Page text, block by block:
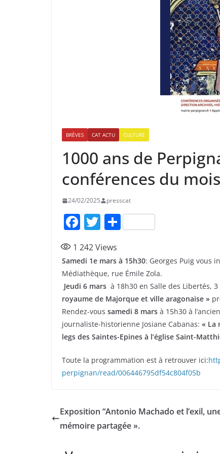
BRÈVES CAT ACTU CULTURE
1000 ans de
conférences du
24/02/2025 presscat
F
c
e
b
o
o
k
T
w
itt
er
P
ta
g
er
1 242Views
Samedi 1e mars à 15h30: Georges Puig vous
Médiathèque, rue Émile Zola.
Jeudi 6 mars à 18h30 en Salle des Libertés,
royaume de Majorque et ville aragonaise »
Rendez-vous samedi 8 mars à 15h30 à
journaliste-historienne Josiane Cabanas: « La
legs des Saintes-Epines à l’église Saint-
Toute la programmation est à retrouver ici:
perpignan/read/006446795df54c804f05b
Exposition “Antonio Machado et l’exil,
mémoire partagée ».